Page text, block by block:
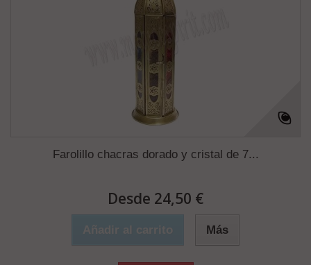
Farolillo chacras dorado y cristal de 7...
Desde 24,50 €
Añadir al carrito Más